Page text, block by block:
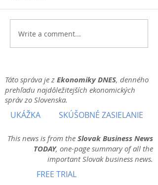
Write a comment...
Táto správa je z Ekonomiky DNES, denného
prehľadu najdôležitejších ekonomických
správ zo Slovenska.
UKÁŽKA SKÚŠOBNÉ ZASIELANIE
This news is from the Slovak Business News
TODAY, one-page summary of all the
important Slovak business news.
FREE TRIAL